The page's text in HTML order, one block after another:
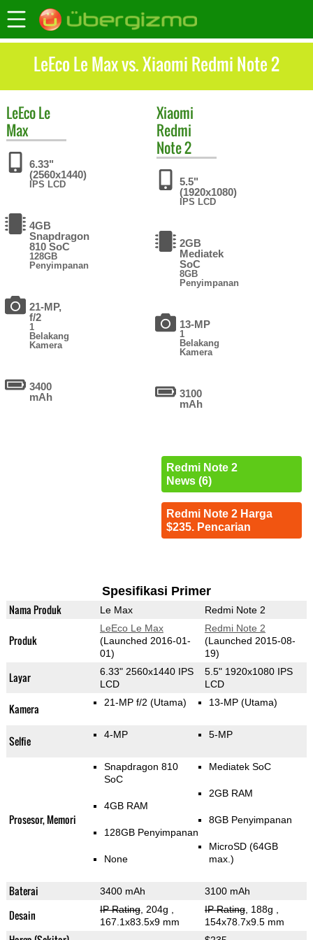
LeEco Le Max vs. Xiaomi Redmi Note 2
LeEcoLe
Max
6.33"
(2560x1440)
IPS LCD
4GB
Snapdragon
810 SoC
128GB
Penyimpanan
21-MP,
f/2
1
Belakang
Kamera
3400
mAh
Xiaomi
Redmi
Note 2
5.5"
(1920x1080)
IPS LCD
2GB
Mediatek
SoC
8GB
Penyimpanan
13-MP
1
Belakang
Kamera
3100
mAh
Redmi Note 2
News (6)
Redmi Note 2 Harga
$235. Pencarian
Spesifikasi Primer
Nama Produk Le Max Redmi Note 2
Produk
LeEco Le Max
(Launched 2016-01-
01)
Redmi Note 2
(Launched 2015-08-
19)
Layar
6.33" 2560x1440 IPS
LCD
5.5" 1920x1080 IPS
LCD
Kamera 21-MP f/2 (Utama) 13-MP (Utama)
Selfie 4-MP 5-MP
Prosesor, Memori
Snapdragon 810
SoC
4GB RAM
128GB Penyimpanan
None
Mediatek SoC
2GB RAM
8GB Penyimpanan
MicroSD (64GB
max.)
Baterai 3400 mAh 3100 mAh
Desain IP Rating, 204g
167.1x83.5x9 mm
IP Rating, 188g
154x78.7x9.5 mm